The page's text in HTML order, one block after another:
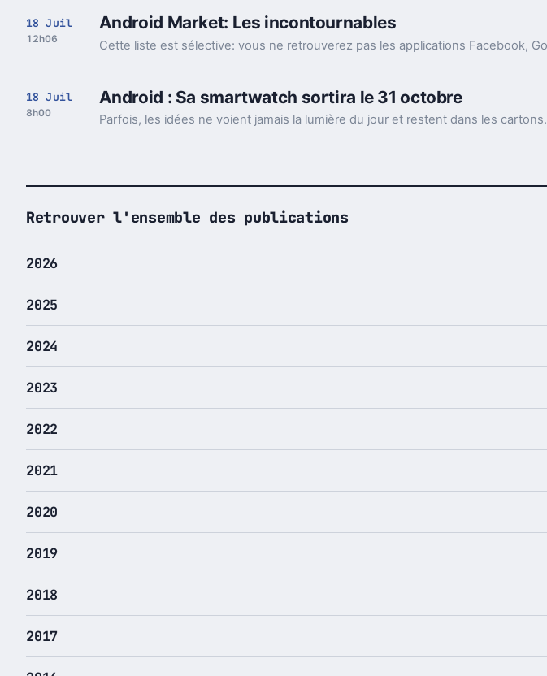
18 Juil
12h06
Android Market: Les incontournables
18 Juil
8h00
Android : Sa smartwatch sortira le 31 octobre
Parfois, les idées ne voient jamais la lumière du jour et restent dans les cartons.
Retrouver l'ensemble des publications
2026
2025
2024
2023
2022
2021
2020
2019
2018
2017